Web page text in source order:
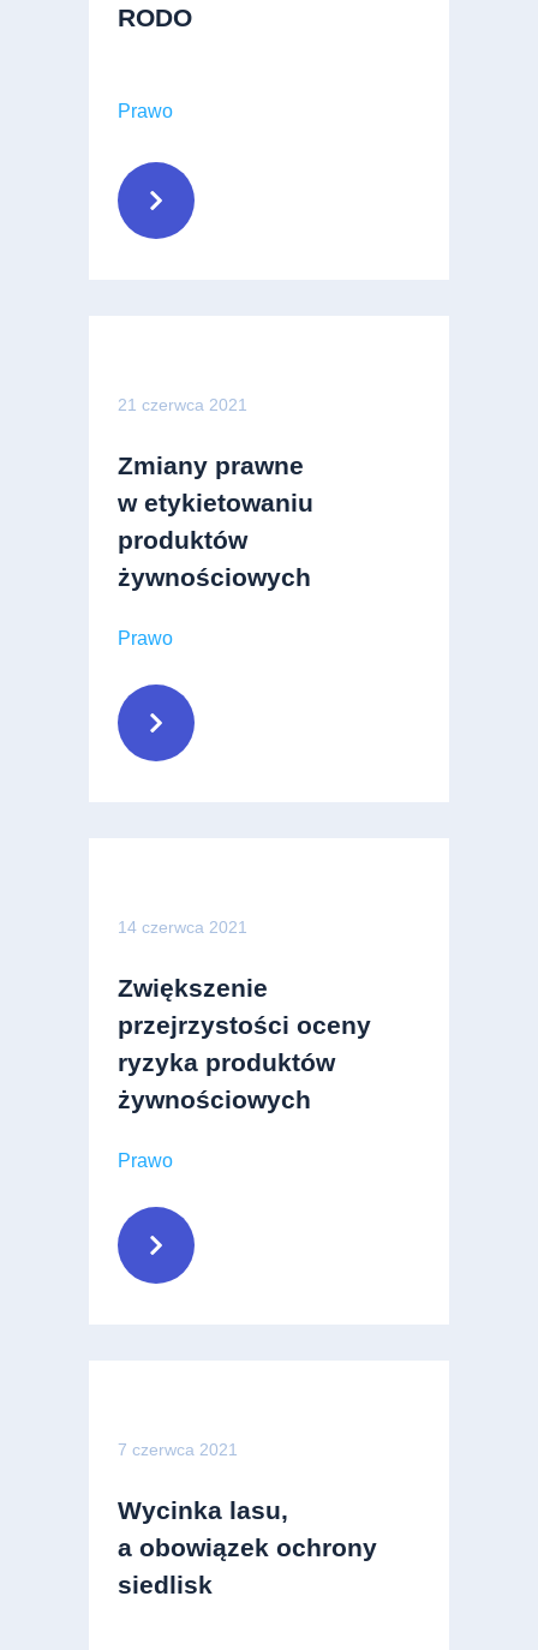
RODO
Prawo
21 czerwca 2021
Zmiany prawne
w etykietowaniu
produktów
żywnościowych
Prawo
14 czerwca 2021
Zwiększenie
przejrzystości oceny
ryzyka produktów
żywnościowych
Prawo
7 czerwca 2021
Wycinka lasu,
a obowiązek ochrony
siedlisk